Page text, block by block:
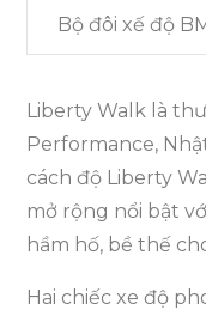
Bộ đôi xế độ
Liberty Walk là
Performance,
cách độ Liberty
mở rộng nổi bật
hầm hố, bề thế
Hai chiếc xe độ